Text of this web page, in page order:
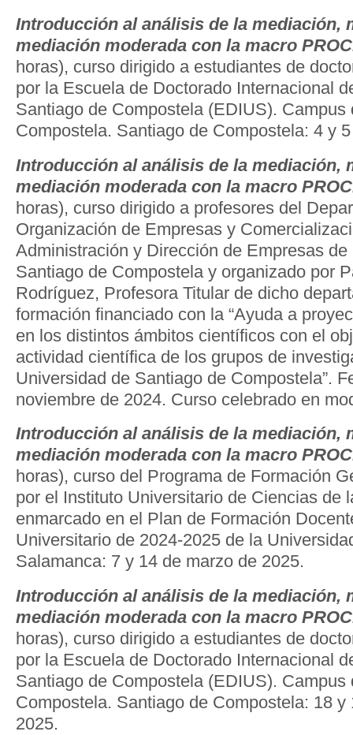
Introducción al análisis de la mediación,
mediación moderada con la macro
horas), curso dirigido a estudiantes de
por la Escuela de Doctorado Internacional
Santiago de Compostela (EDIUS). Campus
Compostela. Santiago de Compostela: 4 y
Introducción al análisis de la mediación,
mediación moderada con la macro
horas), curso dirigido a profesores del
Organización de Empresas y
Administración y Dirección de Empresas
Santiago de Compostela y organizado por
Rodríguez, Profesora Titular de dicho
formación financiado con la “Ayuda a
en los distintos ámbitos científicos con el
actividad científica de los grupos de
Universidad de Santiago de Compostela”.
noviembre de 2024. Curso celebrado en
Introducción al análisis de la mediación,
mediación moderada con la macro
horas), curso del Programa de Formación
por el Instituto Universitario de Ciencias de
enmarcado en el Plan de Formación
Universitario de 2024-2025 de la
Salamanca: 7 y 14 de marzo de 2025.
Introducción al análisis de la mediación,
mediación moderada con la macro
horas), curso dirigido a estudiantes de
por la Escuela de Doctorado Internacional
Santiago de Compostela (EDIUS). Campus
Compostela. Santiago de Compostela: 18 y
2025.